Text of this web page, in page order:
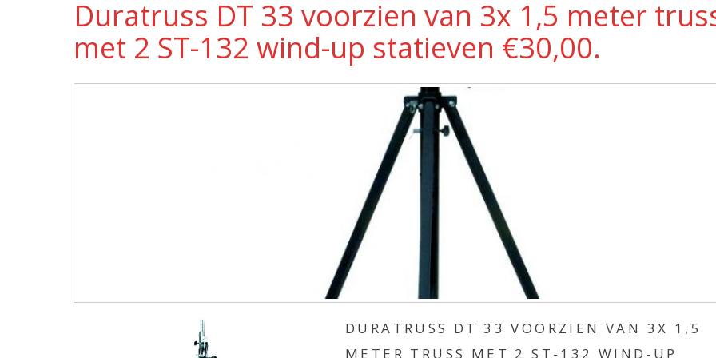
Duratruss DT 33 voorzien van 3x 1,5 meter
met 2 ST-132 wind-up statieven €30,00.
DURATRUSS DT 33 VOORZIEN VAN 3X 1,5
METER TRUSS MET 2 ST-132 WIND-UP